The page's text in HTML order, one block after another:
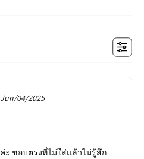
Jun/04/2025